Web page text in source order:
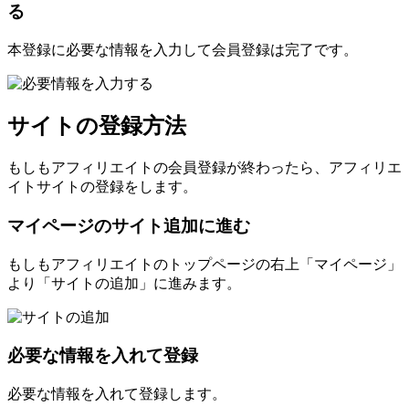
る
本登録に必要な情報を入力して会員登録は完了です。
サイトの登録方法
もしもアフィリエイトの会員登録が終わったら、アフィリエ
イトサイトの登録をします。
マイページのサイト追加に進む
もしもアフィリエイトのトップページの右上「マイページ」
より「サイトの追加」に進みます。
必要な情報を入れて登録
必要な情報を入れて登録します。